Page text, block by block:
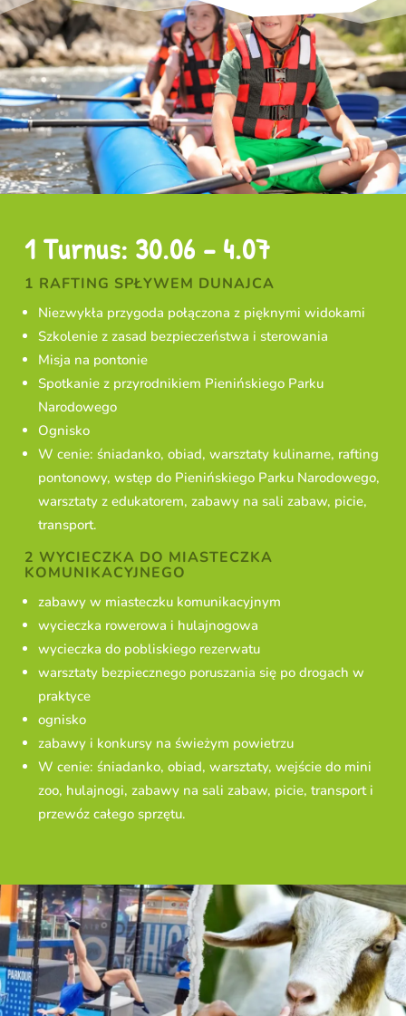
1 Turnus: 30.06 – 4.07
1 RAFTING SPŁYWEM DUNAJCA
Niezwykła przygoda połączona z pięknymi widokami
Szkolenie z zasad bezpieczeństwa i sterowania
Misja na pontonie
Spotkanie z przyrodnikiem Pienińskiego Parku
Narodowego
Ognisko
W cenie: śniadanko, obiad, warsztaty kulinarne, rafting
pontonowy, wstęp do Pienińskiego Parku Narodowego,
warsztaty z edukatorem, zabawy na sali zabaw, picie,
transport.
2 WYCIECZKA DO MIASTECZKA
KOMUNIKACYJNEGO
zabawy w miasteczku komunikacyjnym
wycieczka rowerowa i hulajnogowa
wycieczka do pobliskiego rezerwatu
warsztaty bezpiecznego poruszania się po drogach w
praktyce
ognisko
zabawy i konkursy na świeżym powietrzu
W cenie: śniadanko, obiad, warsztaty, wejście do mini
zoo, hulajnogi, zabawy na sali zabaw, picie, transport i
przewóz całego sprzętu.